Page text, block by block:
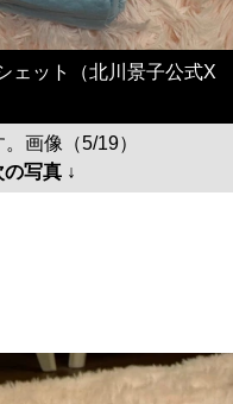
ェット（北川景子公式X
画像（5/19）
写真 ↓